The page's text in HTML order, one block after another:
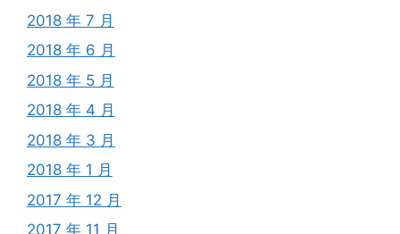
2018 年 7 月
2018 年 6 月
2018 年 5 月
2018 年 4 月
2018 年 3 月
2018 年 1 月
2017 年 12 月
2017 年 11 月